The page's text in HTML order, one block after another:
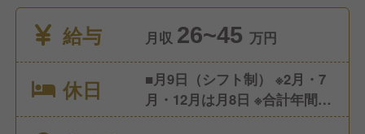
給与
月収 26~45 万円
休日
■月9日（シフト制） ※2月・7
月・12月は月8日 ※合計年間休
日数は105日 ■年次有給休暇